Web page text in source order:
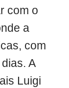
com o
a
com
A
Luigi